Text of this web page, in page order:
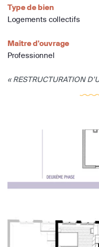
Type de bien
Logements collectifs
Maître d'ouvrage
Professionnel
« RESTRUCTURATION